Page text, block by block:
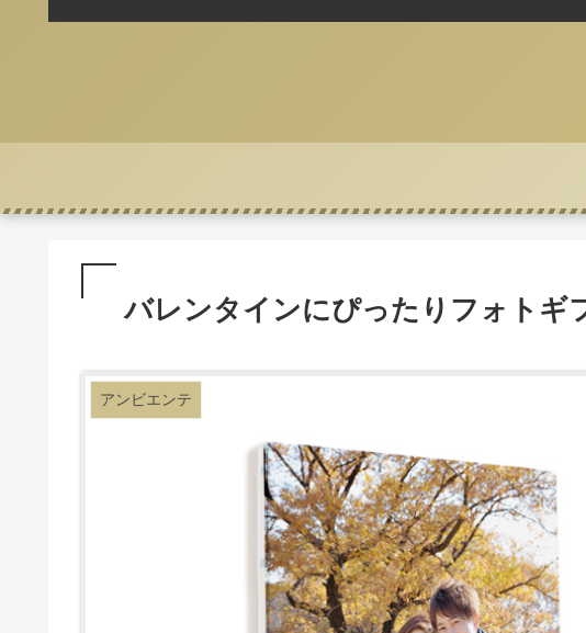
バレンタインにぴったりフォトギ
アンビエンテ